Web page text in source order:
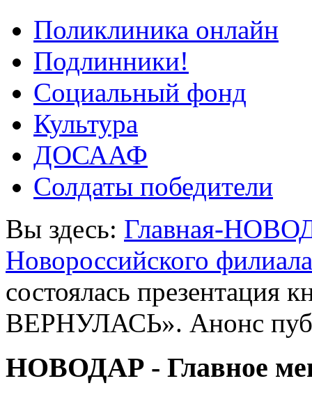
Поликлиника онлайн
Подлинники!
Социальный фонд
Культура
ДОСААФ
Солдаты победители
Вы здесь: Главная-
Новороссийского
состоялась
ВЕРНУЛАСЬ». Анонс
НОВОДАР - Главное